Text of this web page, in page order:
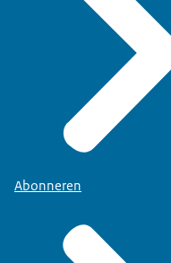
Abonneren